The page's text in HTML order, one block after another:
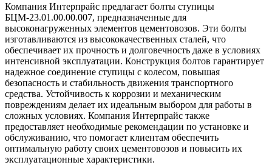
Компания Интерпрайс предлагает болты ступицы
БЦМ-23.01.00.00.007, предназначенные для
высоконагруженных элементов цементовозов. Эти болты
изготавливаются из высококачественных сталей, что
обеспечивает их прочность и долговечность даже в условиях
интенсивной эксплуатации. Конструкция болтов гарантирует
надежное соединение ступицы с колесом, повышая
безопасность и стабильность движения транспортного
средства. Устойчивость к коррозии и механическим
повреждениям делает их идеальным выбором для работы в
сложных условиях. Компания Интерпрайс также
предоставляет необходимые рекомендации по установке и
обслуживанию, что помогает клиентам обеспечить
оптимальную работу своих цементовозов и повысить их
эксплуатационные характеристики.